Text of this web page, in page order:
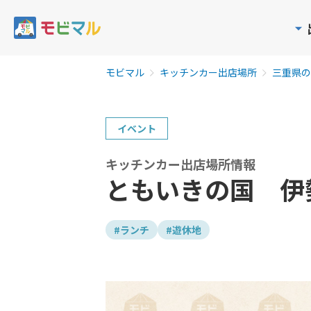
モビマル キッチンカー出店場所 三重県
イベント
ともいきの国 伊
キッチンカー出店場所情報
#ランチ #遊休地